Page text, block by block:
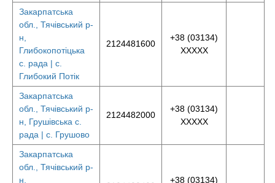
Закарпатська
обл., Тячівський р-
н,
Глибокопотіцька
с. рада | с.
Глибокий Потік
2124481600
+38 (03134)
XXXXX
Закарпатська
обл., Тячівський р-
н, Грушівська с.
рада | с. Грушово
2124482000
+38 (03134)
XXXXX
Закарпатська
обл., Тячівський р-
н,
+38 (03134)